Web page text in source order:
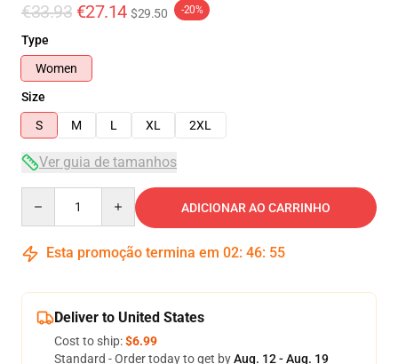
€33.93 €27.14 $29.50 -20%
Type
Women
Size
S
M L XL 2XL
Ver guia de tamanhos
ADICIONAR AO CARRINHO
Esta promoção termina em 02: 46: 54
Deliver to United States
Cost to ship:$6.99
Standard - Order today to get byAug. 12 - Aug. 19